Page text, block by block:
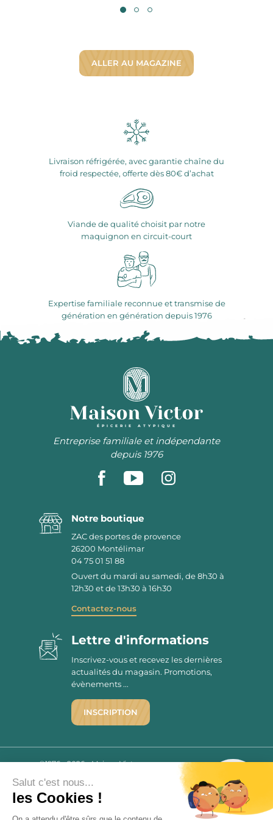
ALLER AU MAGAZINE
Livraison réfrigérée, avec garantie chaîne du
froid respectée, offerte dès 80€ d’achat
Viande de qualité choisit par notre
maquignon en circuit-court
Expertise familiale reconnue et transmise de
génération en génération depuis 1976
ÉPICERIE ATYPIQUE
Entreprise familiale et indépendante
depuis 1976
Notre boutique
ZAC des portes de provence
26200 Montélimar
04 75 01 51 88
Ouvert du mardi au samedi, de 8h30 à
12h30 et de 13h30 à 16h30
Contactez-nous
2779 AVIS
9.7/10
Lettre d'informations
Inscrivez-vous et recevez les dernières
actualités du magasin. Promotions,
évènements ...
INSCRIPTION
©1976 - 2026 - Maison Victor
Qui sommes-nous ?
Mentions légales
C.G.V.
Salut c'est nous...
les Cookies !